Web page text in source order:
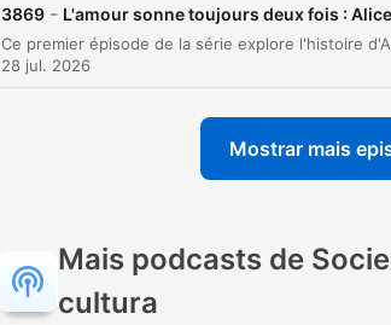
découlent.
Si on les élimine, eux, vous
prédateurs, vous enlèverez
00:05:53 · L'ancien agent
biodiversité et des insectes pour
3869 - L'amour sonne toujours deux fois :
28 jul. 2026
Mostrar mais
Mais podcasts de
cultura